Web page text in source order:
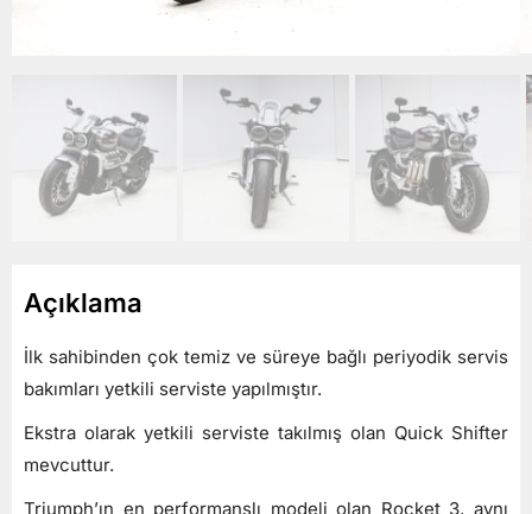
Açıklama
İlk sahibinden çok temiz ve süreye bağlı periyodik servis
bakımları yetkili serviste yapılmıştır.
Ekstra olarak yetkili serviste takılmış olan Quick Shifter
mevcuttur.
Triumph’ın en performanslı modeli olan Rocket 3, aynı